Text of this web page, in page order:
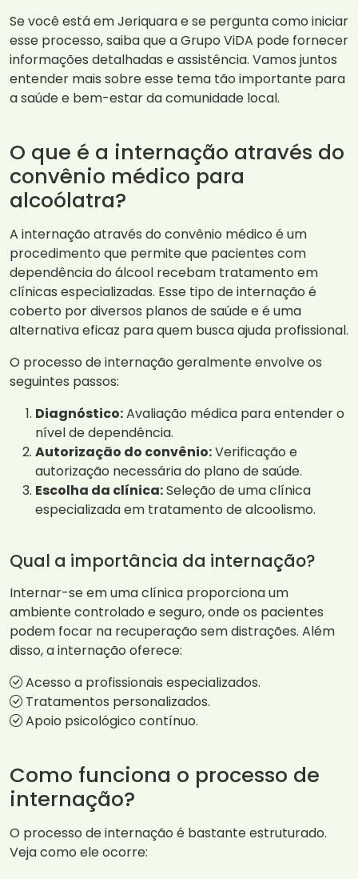
Se você está em Jeriquara e se pergunta como iniciar
esse processo, saiba que a Grupo ViDA pode fornecer
informações detalhadas e assistência. Vamos juntos
entender mais sobre esse tema tão importante para
a saúde e bem-estar da comunidade local.
O que é a internação através do
convênio médico para
alcoólatra?
A internação através do convênio médico é um
procedimento que permite que pacientes com
dependência do álcool recebam tratamento em
clínicas especializadas. Esse tipo de internação é
coberto por diversos planos de saúde e é uma
alternativa eficaz para quem busca ajuda profissional.
O processo de internação geralmente envolve os
seguintes passos:
Diagnóstico:Avaliação médica para entender o
nível de dependência.
Autorização do convênio:Verificação e
autorização necessária do plano de saúde.
Escolha da clínica:Seleção de uma clínica
especializada em tratamento de alcoolismo.
Qual a importância da internação?
Internar-se em uma clínica proporciona um
ambiente controlado e seguro, onde os pacientes
podem focar na recuperação sem distrações. Além
disso, a internação oferece:
Acesso a profissionais especializados.
Tratamentos personalizados.
Apoio psicológico contínuo.
Como funciona o processo de
internação?
O processo de internação é bastante estruturado.
Veja como ele ocorre: